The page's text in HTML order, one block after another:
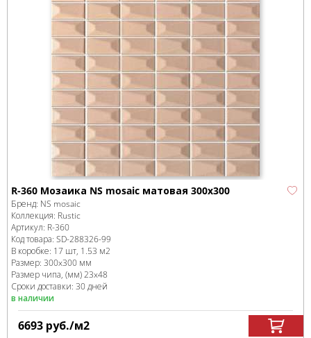
R-360 Мозаика NS mosaic матовая 300x300
Бренд: NS mosaic
Коллекция: Rustic
Артикул: R-360
Код товара: SD-288326-99
В коробке: 17 шт, 1.53 м2
Размер: 300x300 мм
Размер чипа, (мм)23x48
Сроки доставки: 30 дней
в наличии
6693 руб./м2